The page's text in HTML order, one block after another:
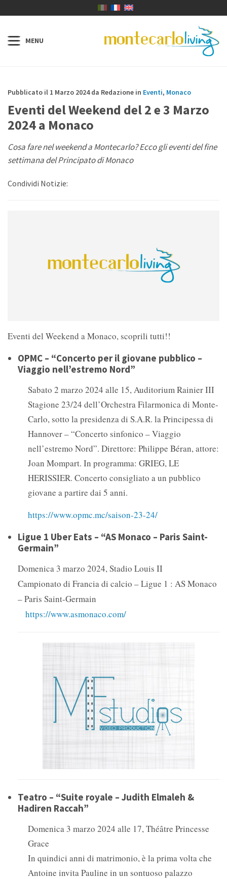
Pubblicato il 1 Marzo 2024 da Redazione in Eventi, Monaco
Eventi del Weekend del 2 e 3 Marzo
2024 a Monaco
Cosa fare nel weekend a Montecarlo? Ecco gli eventi del fine
settimana del Principato di Monaco
Condividi Notizie:
Eventi del Weekend a Monaco, scoprili tutti!!
OPMC – “Concerto per il giovane pubblico –
Viaggio nell’estremo Nord”
Sabato 2 marzo 2024 alle 15, Auditorium Rainier III
Stagione 23/24 dell’Orchestra Filarmonica di Monte-
Carlo, sotto la presidenza di S.A.R. la Principessa di
Hannover – “Concerto sinfonico – Viaggio
nell’estremo Nord”. Direttore: Philippe Béran, attore:
Joan Mompart. In programma: GRIEG, LE
HERISSIER. Concerto consigliato a un pubblico
giovane a partire dai 5 anni.
https://www.opmc.mc/saison-23-24/
Ligue 1 Uber Eats – “AS Monaco – Paris Saint-
Germain”
Domenica 3 marzo 2024, Stadio Louis II
Campionato di Francia di calcio – Ligue 1 : AS Monaco
– Paris Saint-Germain
https://www.asmonaco.com/
Teatro – “Suite royale – Judith Elmaleh &
Hadiren Raccah”
Domenica 3 marzo 2024 alle 17, Théâtre Princesse
Grace
In quindici anni di matrimonio, è la prima volta che
Antoine invita Pauline in un sontuoso palazzo